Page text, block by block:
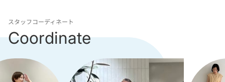
スタッフコーディネート
Coordinate